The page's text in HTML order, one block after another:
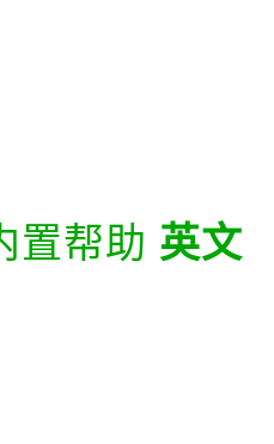
置帮助 英文